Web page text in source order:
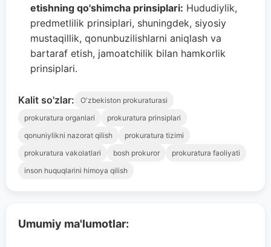
Umumiy ma'lumotlar:
etishning qo'shimcha prinsiplari: Hududiylik,
predmetlilik prinsiplari, shuningdek, siyosiy
mustaqillik, qonunbuzilishlarni aniqlash va
bartaraf etish, jamoatchilik bilan hamkorlik
prinsiplari.
Kalit so'zlar:
O'zbekiston prokuraturasi
prokuratura organlari
prokuratura prinsiplari
qonuniylikni nazorat qilish
prokuratura tizimi
prokuratura vakolatlari
bosh prokuror
prokuratura faoliyati
inson huquqlarini himoya qilish